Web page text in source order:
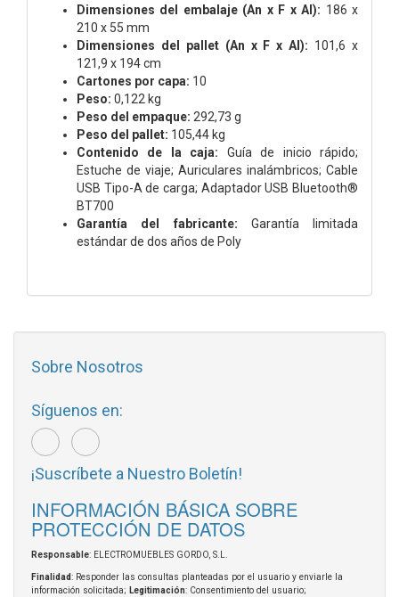
Dimensiones del embalaje (An x F x Al): 186 x
210 x 55 mm
Dimensiones del pallet (An x F x Al): 101,6 x
121,9 x 194 cm
Cartones por capa: 10
Peso: 0,122 kg
Peso del empaque: 292,73 g
Peso del pallet: 105,44 kg
Contenido de la caja: Guía de inicio rápido;
Estuche de viaje; Auriculares inalámbricos; Cable
USB Tipo-A de carga; Adaptador USB Bluetooth®
BT700
Garantía del fabricante: Garantía limitada
estándar de dos años de Poly
Sobre Nosotros
Síguenos en:
¡Suscríbete a Nuestro Boletín!
INFORMACIÓN BÁSICA SOBRE
PROTECCIÓN DE DATOS
Responsable: ELECTROMUEBLES GORDO, S.L.
Finalidad: Responder las consultas planteadas por el usuario y enviarle la
información solicitada; Legitimación: Consentimiento del usuario;